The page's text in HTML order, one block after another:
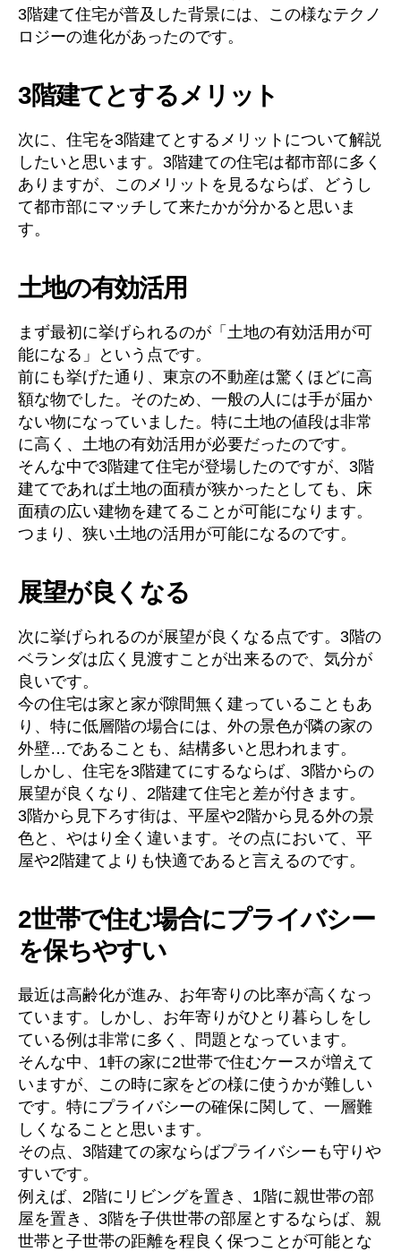
3階建て住宅が普及した背景には、この様なテクノ
ロジーの進化があったのです。
3階建てとするメリット
次に、住宅を3階建てとするメリットについて解説
したいと思います。3階建ての住宅は都市部に多く
ありますが、このメリットを見るならば、どうし
て都市部にマッチして来たかが分かると思いま
す。
土地の有効活用
まず最初に挙げられるのが「土地の有効活用が可
能になる」という点です。
前にも挙げた通り、東京の不動産は驚くほどに高
額な物でした。そのため、一般の人には手が届か
ない物になっていました。特に土地の値段は非常
に高く、土地の有効活用が必要だったのです。
そんな中で3階建て住宅が登場したのですが、3階
建てであれば土地の面積が狭かったとしても、床
面積の広い建物を建てることが可能になります。
つまり、狭い土地の活用が可能になるのです。
展望が良くなる
次に挙げられるのが展望が良くなる点です。3階の
ベランダは広く見渡すことが出来るので、気分が
良いです。
今の住宅は家と家が隙間無く建っていることもあ
り、特に低層階の場合には、外の景色が隣の家の
外壁…であることも、結構多いと思われます。
しかし、住宅を3階建てにするならば、3階からの
展望が良くなり、2階建て住宅と差が付きます。
3階から見下ろす街は、平屋や2階から見る外の景
色と、やはり全く違います。その点において、平
屋や2階建てよりも快適であると言えるのです。
2世帯で住む場合にプライバシー
を保ちやすい
最近は高齢化が進み、お年寄りの比率が高くなっ
ています。しかし、お年寄りがひとり暮らしをし
ている例は非常に多く、問題となっています。
そんな中、1軒の家に2世帯で住むケースが増えて
いますが、この時に家をどの様に使うかが難しい
です。特にプライバシーの確保に関して、一層難
しくなることと思います。
その点、3階建ての家ならばプライバシーも守りや
すいです。
例えば、2階にリビングを置き、1階に親世帯の部
屋を置き、3階を子供世帯の部屋とするならば、親
世帯と子世帯の距離を程良く保つことが可能とな